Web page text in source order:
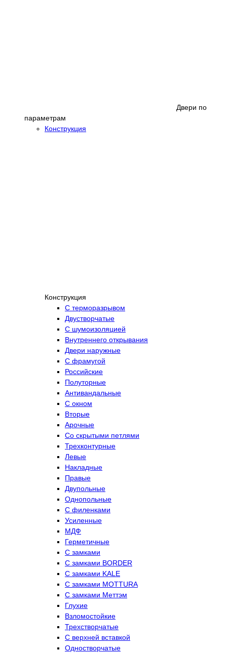
Двери по
параметрам
Конструкция
Конструкция
С терморазрывом
Двустворчатые
С шумоизоляцией
Внутреннего открывания
Двери наружные
С фрамугой
Российские
Полуторные
Антивандальные
С окном
Вторые
Арочные
Со скрытыми петлями
Трехконтурные
Левые
Накладные
Правые
Двупольные
Однопольные
С филенками
Усиленные
МДФ
Герметичные
С замками
С замками BORDER
С замками KALE
С замками MOTTURA
С замками Меттэм
Глухие
Взломостойкие
Трехстворчатые
С верхней вставкой
Одностворчатые